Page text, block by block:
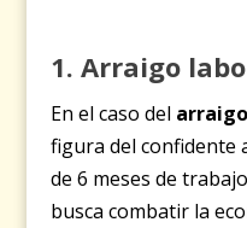
1. Arraigo
En el caso del
figura del confidente
de 6 meses de
busca combatir la